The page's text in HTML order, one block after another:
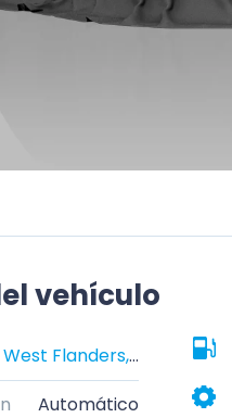
vehículo
West Flanders, Belgium
Automático